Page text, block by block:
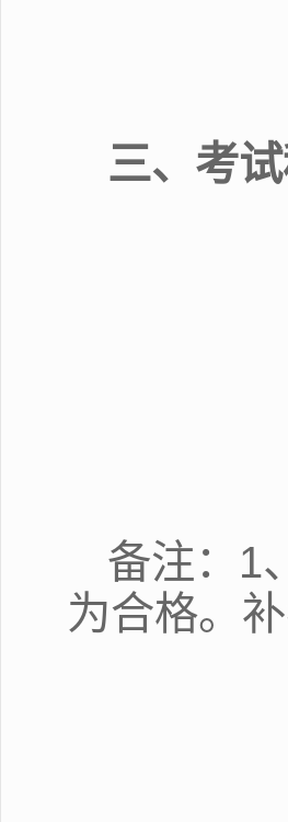
三、考
备注：1
为合格。